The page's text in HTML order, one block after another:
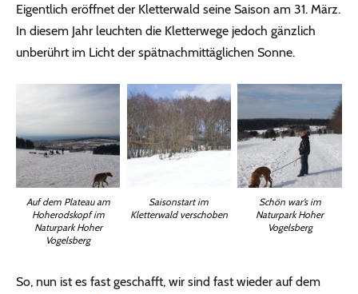
Eigentlich eröffnet der Kletterwald seine Saison am 31. März.
In diesem Jahr leuchten die Kletterwege jedoch gänzlich
unberührt im Licht der spätnachmittäglichen Sonne.
Auf dem Plateau am
Hoherodskopf im
Naturpark Hoher
Vogelsberg
Saisonstart im
Kletterwald verschoben
Schön war’s im
Naturpark Hoher
Vogelsberg
So, nun ist es fast geschafft, wir sind fast wieder auf dem